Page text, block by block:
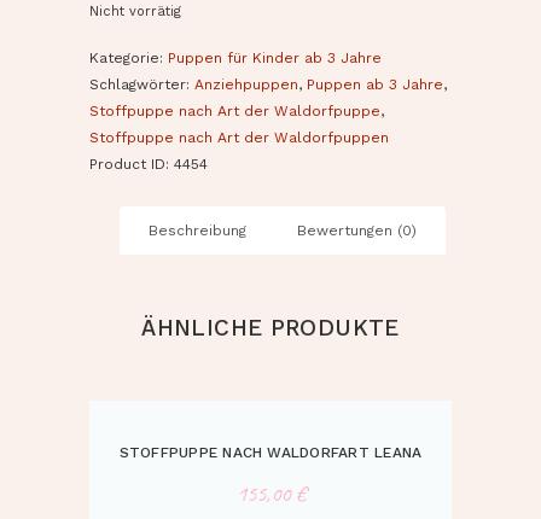
Nicht vorrätig
Kategorie: Puppen für Kinder ab 3 Jahre
Schlagwörter: Anziehpuppen, Puppen ab 3 Jahre,
Stoffpuppe nach Art der Waldorfpuppe,
Stoffpuppe nach Art der Waldorfpuppen
Product ID: 4454
Beschreibung Bewertungen (0)
ÄHNLICHE PRODUKTE
STOFFPUPPE NACH WALDORFART LEANA
155,00€